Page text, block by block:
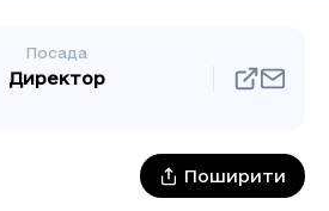
Посада
Директор
Поширити